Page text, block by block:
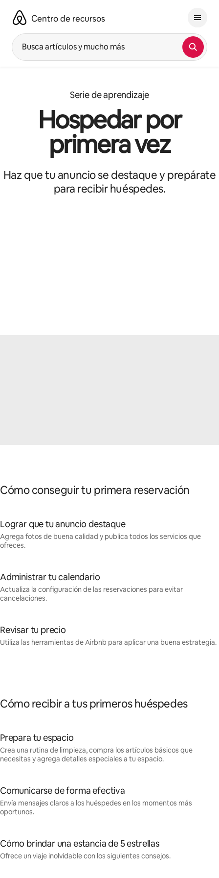
contenido Centro de recursos
Busca artículos y mucho más
Serie de aprendizaje
Hospedar por
primera vez
Haz que tu anuncio se destaque y prepárate
para recibir huéspedes.
Cómo conseguir tu primera reservación
Lograr que tu anuncio destaque
Agrega fotos de buena calidad y publica todos los servicios que
ofreces.
Administrar tu calendario
Actualiza la configuración de las reservaciones para evitar
cancelaciones.
Revisar tu precio
Utiliza las herramientas de Airbnb para aplicar una buena estrategia.
Cómo recibir a tus primeros huéspedes
Prepara tu espacio
Crea una rutina de limpieza, compra los artículos básicos que
necesitas y agrega detalles especiales a tu espacio.
Comunicarse de forma efectiva
Envía mensajes claros a los huéspedes en los momentos más
oportunos.
Cómo brindar una estancia de 5 estrellas
Ofrece un viaje inolvidable con los siguientes consejos.